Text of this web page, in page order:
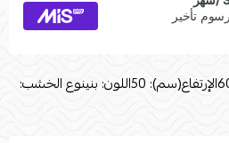
الطول(سم): 120العرض(سم): 60الإرتفاع(سم): 50اللون: بنينوع الخشب: